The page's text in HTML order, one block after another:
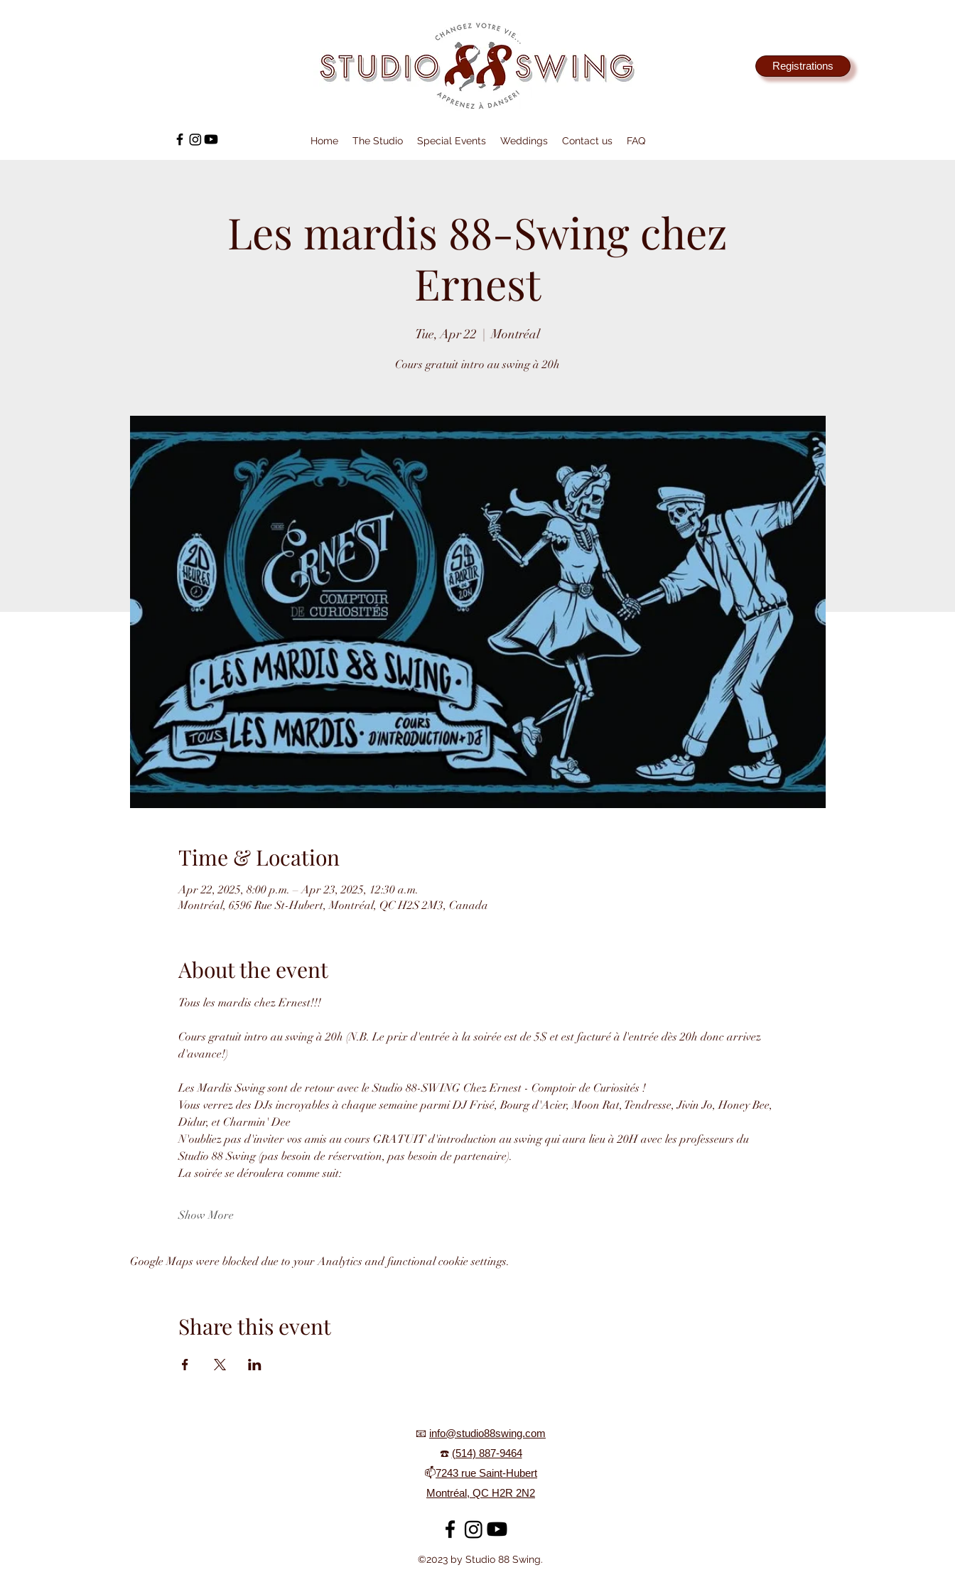
Registrations
Home The Studio Special Events Weddings Contact us FAQ
Les mardis 88-Swing chez
Ernest
Tue, Apr 22
  |
Montréal
Cours gratuit intro au swing à 20h
Time & Location
Apr 22, 2025, 8:00 p.m. – Apr 23, 2025, 12:30 a.m.
Montréal, 6596 Rue St-Hubert, Montréal, QC H2S 2M3, Canada
About the event
Tous les mardis chez Ernest!!!
Cours gratuit intro au swing à 20h (N.B. Le prix d'entrée à la soirée est de 5$ et est facturé à l'entrée dès 20h donc arrivez
d'avance!)
Les Mardis Swing sont de retour avec le Studio 88-SWING Chez Ernest - Comptoir de Curiosités !
Vous verrez des DJs incroyables à chaque semaine parmi DJ Frisé, Bourg d'Acier, Moon Rat, Tendresse, Jivin Jo, Honey Bee,
Didur, et Charmin' Dee
N'oubliez pas d'inviter vos amis au cours GRATUIT d'introduction au swing qui aura lieu à 20H avec les professeurs du
Studio 88 Swing (pas besoin de réservation, pas besoin de partenaire).
La soirée se déroulera comme suit:
Show More
Google Maps were blocked due to your Analytics and functional cookie settings.
Share this event
📧 info@studio88swing.com
☎️ (514) 887-9464
📫7243 rue Saint-Hubert
Montréal, QC H2R 2N2
©2023 by Studio 88 Swing.